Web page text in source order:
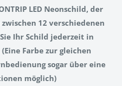
LED Neonschild, der
12 verschiedenen
Ihr Schild jederzeit in
Farbe zur gleichen
sogar über eine
möglich)